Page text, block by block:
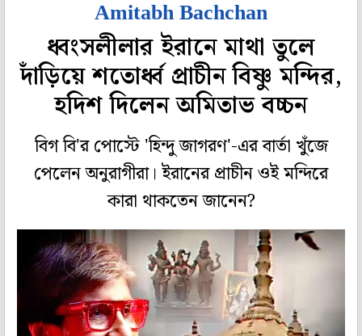
Amitabh Bachchan
ধ্বংসলীলার ইরানে মাথা তুলে
দাঁড়িয়ে শতোর্ধ্ব প্রাচীন বিষ্ণু মন্দির,
হদিশ দিলেন অমিতাভ বচ্চন
বিগ বি'র পোস্টে 'হিন্দু জাগরণ'-এর বার্তা খুঁজে
পেলেন অনুরাগীরা। ইরানের প্রাচীন ওই মন্দিরে
কারা থাকতেন জানেন?